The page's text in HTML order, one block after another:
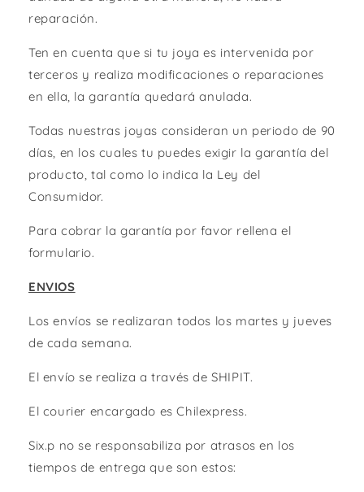
reparación.
Ten en cuenta que si tu joya es intervenida por
terceros y realiza modificaciones o reparaciones
en ella, la garantía quedará anulada.
Todas nuestras joyas consideran un periodo de 90
días, en los cuales tu puedes exigir la garantía del
producto, tal como lo indica la Ley del
Consumidor.
Para cobrar la garantía por favor rellena el
formulario.
ENVIOS
Los envíos se realizaran todos los martes y jueves
de cada semana.
El envío se realiza a través de SHIPIT.
El courier encargado es Chilexpress.
Six.p no se responsabiliza por atrasos en los
tiempos de entrega que son estos: